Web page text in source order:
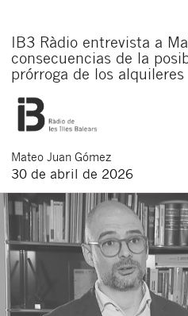
IB3 Ràdio entrevista a
consecuencias de la
prórroga de los alquileres
Mateo Juan Gómez
30 de abril de 2026